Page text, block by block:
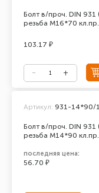
Болт в/проч. DIN
резьба М16*70
103.17 ₽
Болт в/проч. DIN
резьба М14*90
Артикул: 931-14*90/
последняя цена:
56.70 ₽